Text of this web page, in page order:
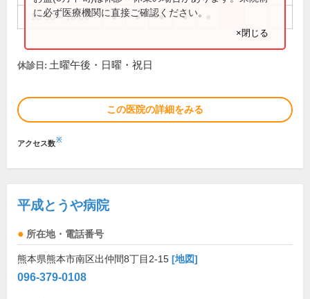
13:30～18:00 ● ● ● ●
に必ず医療機関に直接ご確認ください。
×閉じる
休診日: 土曜午後・日曜・祝日
この医院の詳細をみる
アクセス数※
平成とうや病院
所在地・電話番号
熊本県熊本市南区出仲間8丁目2-15 [地図]
096-379-0108